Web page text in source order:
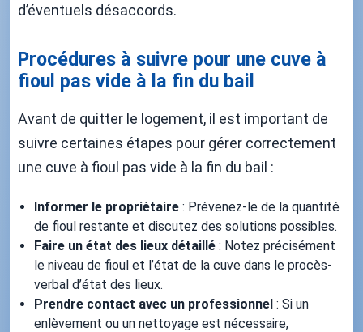
d’éventuels désaccords.
Procédures à suivre pour une cuve à
fioul pas vide à la fin du bail
Avant de quitter le logement, il est important de
suivre certaines étapes pour gérer correctement
une cuve à fioul pas vide à la fin du bail :
Informer le propriétaire : Prévenez-le de la quantité
de fioul restante et discutez des solutions possibles.
Faire un état des lieux détaillé : Notez précisément
le niveau de fioul et l’état de la cuve dans le procès-
verbal d’état des lieux.
Prendre contact avec un professionnel : Si un
enlèvement ou un nettoyage est nécessaire,